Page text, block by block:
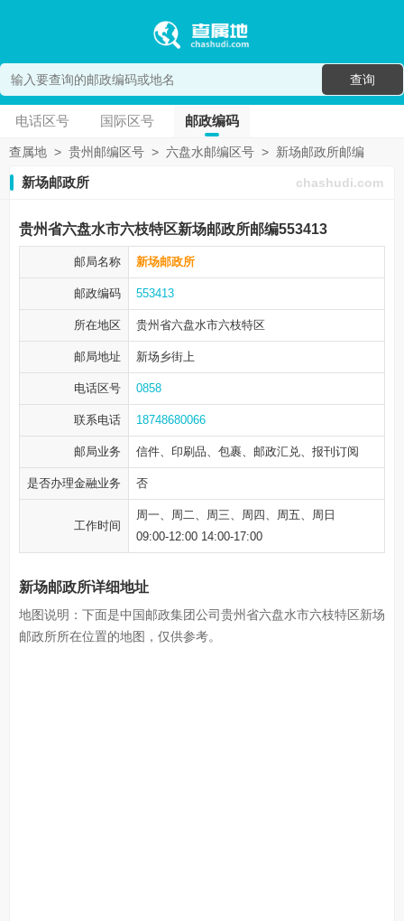
查询
电话区号 国际区号 邮政编码
查属地 > 贵州邮编区号 > 六盘水邮编区号 > 新场邮政所邮编
新场邮政所 chashudi.com
贵州省六盘水市六枝特区新场邮政所邮编553413
邮局名称 新场邮政所
邮政编码 553413
所在地区 贵州省六盘水市六枝特区
邮局地址 新场乡街上
电话区号 0858
联系电话 18748680066
邮局业务 信件、印刷品、包裹、邮政汇兑、报刊订阅
是否办理金融业务 否
工作时间
周一、周二、周三、周四、周五、周日
09:00-12:00 14:00-17:00
新场邮政所详细地址
地图说明：下面是中国邮政集团公司贵州省六盘水市六枝特区新场
邮政所所在位置的地图，仅供参考。